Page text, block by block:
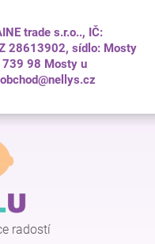
trade s.r.o.., IČ:
28613902, sídlo: Mosty
98 Mosty u
radostí